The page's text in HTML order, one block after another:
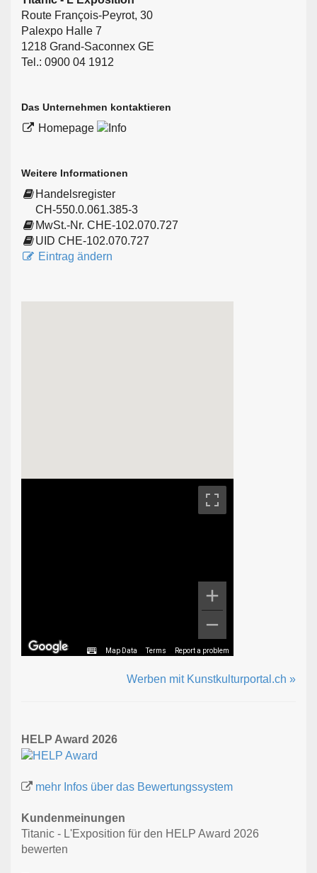
Route François-Peyrot, 30
Palexpo Halle 7
1218 Grand-Saconnex GE
Tel.: 0900 04 1912
Das Unternehmen kontaktieren
Homepage
Weitere Informationen
Handelsregister
CH-550.0.061.385-3
MwSt.-Nr. CHE-102.070.727
UID CHE-102.070.727
Eintrag ändern
Map Data Terms Report a problem
Werben mit Kunstkulturportal.ch »
HELP Award 2026
mehr Infos über das Bewertungssystem
Kundenmeinungen
Titanic - L'Exposition für den HELP Award 2026
bewerten